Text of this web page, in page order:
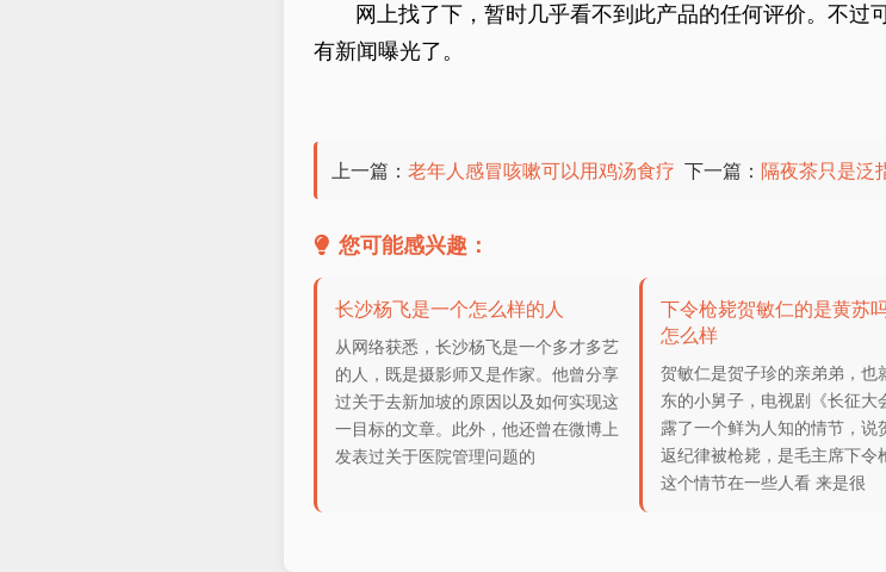
网上找了下，暂时几乎看不到此产品的任何评价。不过
有新闻曝光了。
上一篇： 老年人感冒咳嗽可以用鸡汤食疗 下一篇： 隔夜茶只是泛
您可能感兴趣：
长沙杨飞是一个怎么样的人
从网络获悉，长沙杨飞是一个多才多艺
的人，既是摄影师又是作家。他曾分享
过关于去新加坡的原因以及如何实现这
一目标的文章。此外，他还曾在微博上
发表过关于医院管理问题的
下令枪毙贺敏仁的是黄苏
怎么样
贺敏仁是贺子珍的亲弟弟，也
东的小舅子，电视剧《长征大
露了一个鲜为人知的情节，说
返纪律被枪毙，是毛主席下令
这个情节在一些人看 来是很